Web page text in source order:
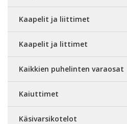
Kaapelit ja liittimet
Kaapelit ja littimet
Kaikkien puhelinten varaosat
Kaiuttimet
Käsivarsikotelot